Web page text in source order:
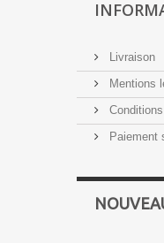
Livraison
Mentions
Paiement